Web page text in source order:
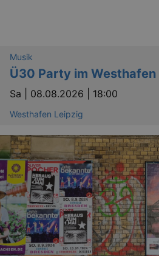
Musik
Ü30 Party im Westhafen
Sa | 08.08.2026 | 18:00
Westhafen Leipzig